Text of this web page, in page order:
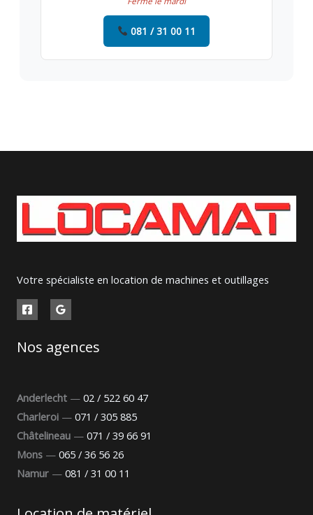
081 / 31 00 11
Votre spécialiste en location de machines et outillages
Nos agences
Anderlecht — 02 / 522 60 47
Charleroi — 071 / 305 885
Châtelineau — 071 / 39 66 91
Mons — 065 / 36 56 26
Namur — 081 / 31 00 11